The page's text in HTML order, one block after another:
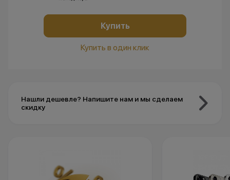
Купить
Купить в один клик
Нашли дешевле? Напишите нам и мы сделаем
скидку